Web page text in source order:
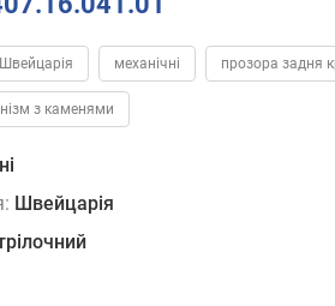
Швейцарія механічні прозора задня
з каменями
Швейцарія